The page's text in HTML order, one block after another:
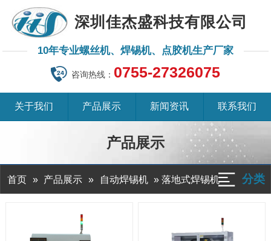
深圳佳杰盛科技有限公司
10年专业螺丝机、焊锡机、点胶机生产厂家
咨询热线： 0755-27326075
关于我们 产品展示 新闻资讯 联系我们
产品展示
首页 » 产品展示 » 自动焊锡机 »落地式焊锡机 分类